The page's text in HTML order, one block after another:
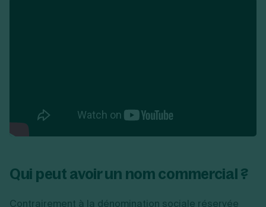
Qui peut avoir un nom commercial ?
Contrairement à la dénomination sociale réservée